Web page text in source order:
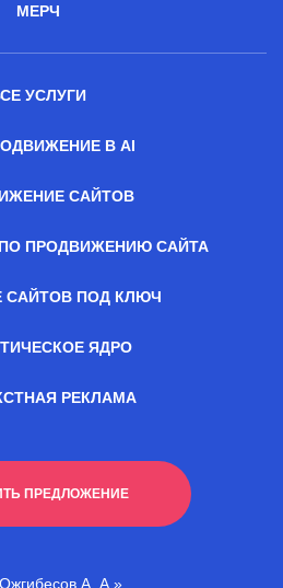
ПРЕДЛОЖЕНИЕ
А. А.»
МЕРЧ
УСЛУГИ
В AI
САЙТОВ
ПРОДВИЖЕНИЮ САЙТА
САЙТОВ ПОД КЛЮЧ
ЯДРО
РЕКЛАМА